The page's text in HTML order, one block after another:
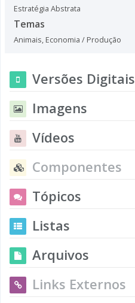
Estratégia Abstrata
Temas
Animais, Economia / Produção
Versões Digitais
Imagens
Vídeos
Componentes
Tópicos
Listas
Arquivos
Links Externos